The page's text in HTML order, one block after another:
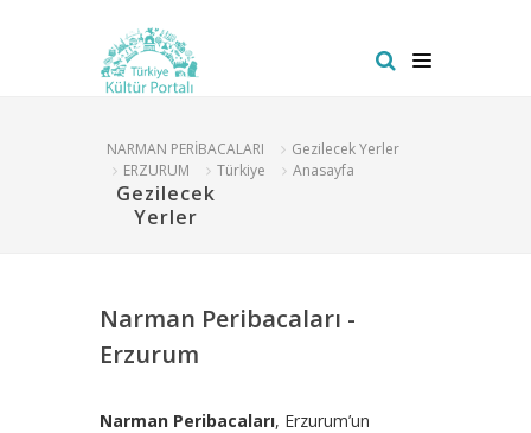
NARMAN PERİBACALARI
Gezilecek Yerler
ERZURUM
Türkiye Anasayfa
Gezilecek
Yerler
Narman Peribacaları -
Erzurum
Narman Peribacaları, Erzurum’un